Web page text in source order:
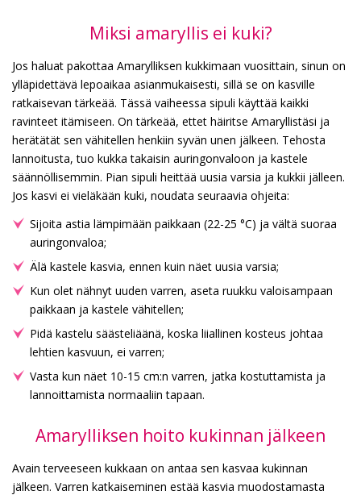
Miksi amaryllis ei kuki?
Jos haluat pakottaa Amarylliksen kukkimaan vuosittain, sinun on
ylläpidettävä lepoaikaa asianmukaisesti, sillä se on kasville
ratkaisevan tärkeää. Tässä vaiheessa sipuli käyttää kaikki
ravinteet itämiseen. On tärkeää, ettet häiritse Amaryllistäsi ja
herätätät sen vähitellen henkiin syvän unen jälkeen. Tehosta
lannoitusta, tuo kukka takaisin auringonvaloon ja kastele
säännöllisemmin. Pian sipuli heittää uusia varsia ja kukkii jälleen.
Jos kasvi ei vieläkään kuki, noudata seuraavia ohjeita:
Sijoita astia lämpimään paikkaan (22-25 °C) ja vältä suoraa
auringonvaloa;
Älä kastele kasvia, ennen kuin näet uusia varsia;
Kun olet nähnyt uuden varren, aseta ruukku valoisampaan
paikkaan ja kastele vähitellen;
Pidä kastelu säästeliäänä, koska liiallinen kosteus johtaa
lehtien kasvuun, ei varren;
Vasta kun näet 10-15 cm:n varren, jatka kostuttamista ja
lannoittamista normaaliin tapaan.
Amarylliksen hoito kukinnan jälkeen
Avain terveeseen kukkaan on antaa sen kasvaa kukinnan
jälkeen. Varren katkaiseminen estää kasvia muodostamasta